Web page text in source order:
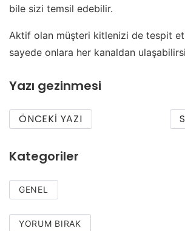
bile sizi temsil edebilir.
Aktif olan müşteri kitlenizi de tespit
sayede onlara her kanaldan
Yazı gezinmesi
ÖNCEKI YAZI
Kategoriler
GENEL
YORUM BIRAK